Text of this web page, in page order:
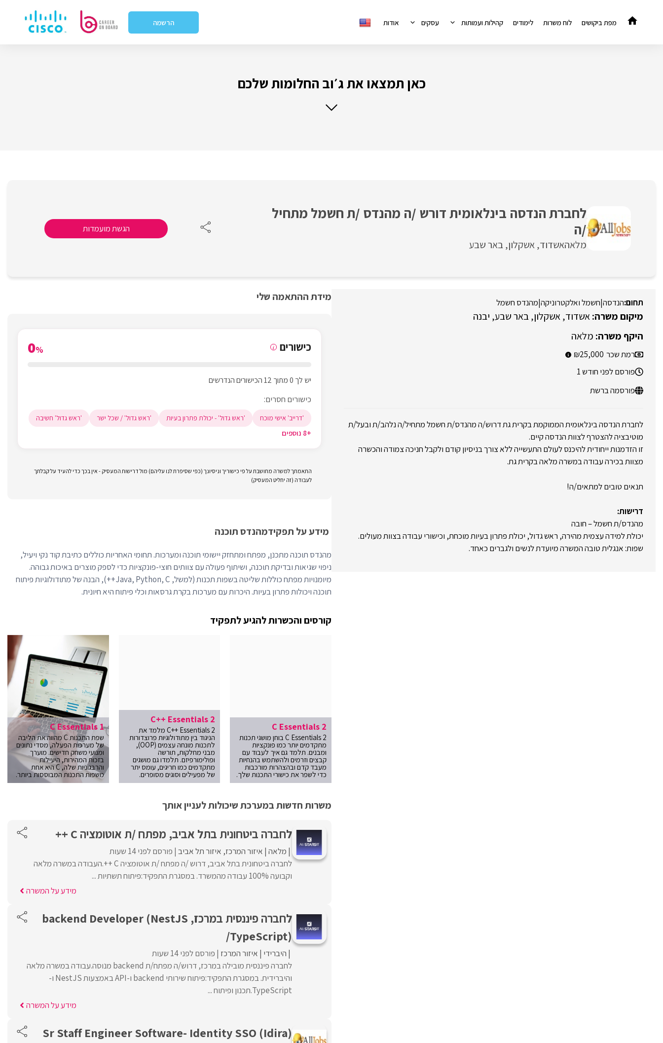
מפת ביקושים לוח משרות לימודים קהילות ועמותות עסקים אודות הרשמה
כאן תמצאו את ג׳וב החלומות שלכם
לחברת הנדסה בינלאומית דורש /ה מהנדס /ת חשמל מתחיל
/ה
מלאהאשדוד אשקלון באר שבע
הגשת מועמדות
הנדסה|חשמל ואלקטרוניקה|מהנדס חשמל
אשדוד אשקלון באר שבע יבנה
מלאה
רמת שכר 25,000
פורסם לפני חודש 1
פורסמה ברשת
לחברת הנדסה בינלאומית הממוקמת בקרית גת דרוש/ה מהנדס/ת חשמל מתחיל/ה נלהב/ת ובעל/ת
מוטיבציה להצטרף לצוות הנדסה קיים.
זו הזדמנות ייחודית להיכנס לעולם התעשייה ללא צורך בניסיון קודם ולקבל חניכה צמודה והכשרה
מצוות בכירה עבודה במשרה מלאה בקרית גת.
תנאים טובים למתאים/ה!
דרישות:
מהנדס/ת חשמל – חובה
יכולת למידה עצמית מהירה, ראש גדול, יכולת פתרון בעיות מוכחת, וכישורי עבודה בצוות מעולים.
שפות: אנגלית טובה המשרה מיועדת לנשים ולגברים כאחד.
מידת ההתאמה שלי
כישורים i
0%
יש לך 0 מתוך 12 הכישורים הנדרשים
כישורים חסרים:
'דרייב' אישי מוכח 'ראש גדול' - יכולת פתרון בעיות 'ראש גדול' / שכל ישר 'ראש גדול' חשיבה
+8 נוספים
התאמתך למשרה מחושבת על פי כישוריך וניסיונך (כפי שסיפרת לנו עליהם) מול דרישות המעסיק - אין בכך כדי להעיד על קבלתך
לעבודה (זה יחליט המעסיק)
מידע על תפקידמהנדס תוכנה
מהנדס תוכנה מתכנן, מפתח ומתחזק יישומי תוכנה ומערכות. תחומי האחריות כוללים כתיבת קוד נקי ויעיל,
ניפוי שגיאות ובדיקת תוכנה, ושיתוף פעולה עם צוותים חוצי-פונקציות כדי לספק מוצרים באיכות גבוהה.
מיומנויות מפתח כוללות שליטה בשפות תכנות (למשל, Java, Python, C++), הבנה של מתודולוגיות פיתוח
תוכנה ויכולות פתרון בעיות. היכרות עם מערכות בקרת גרסאות וכלי פיתוח היא חיונית.
קורסים והכשרות להגיע לתפקיד
C Essentials 2
C Essentials 2 בוחן מושגי תכנות
מתקדמים יותר כמו פונקציות
ומבנים. תלמד גם איך לעבוד עם
קבצים וזרמים ולהשתמש בהנחיות
מעבד קדם ובהצהרות מורכבות
כדי לשפר את כישורי התכנות שלך.
C++ Essentials 2
C++ Essentials 2 מלמד את
הניגוד בין מתודולוגיות פרוצדורות
לתכנות מונחה עצמים (OOP),
מבני מחלקות, תורשה
ופולימורפיזם. תלמדו גם מושגים
מתקדמים כמו חריגים, עומס יתר
של מפעילים וסוגים מסופרים.
C Essentials 1
שפת התכנות C מהווה את הליבה
של מערכות הפעלה, מסדי נתונים
ומנועי משחק חדישים. מוערך
בזכות המהירות, היעילות
והרבגוניות שלה, C היא אחת
משפות התכנות המבוססות ביותר.
משרות חדשות במערכת שיכולות לעניין אותך
לחברה ביטחונית בתל אביב, מפתח /ת אוטומציה C ++
מלאה איזור המרכז איזור תל אביב פורסם לפני 14 שעות
לחברה ביטחונית בתל אביב, דרוש /ה מפתח /ת אוטומציה C ++.העבודה במשרה מלאה
וקבועה 100% עבודה מהמשרד. במסגרת התפקיד:פיתוח תשתיות ...
מידע על המשרה
לחברה פיננסית במרכז, backend Developer (NestJS
/TypeScript)
היברידי איזור המרכז פורסם לפני 14 שעות
לחברה פיננסית מובילה במרכז, דרוש/ה מפתח/ת backend מנוסה.עבודה במשרה מלאה
והיברידית. במסגרת התפקיד:פיתוח שירותי backend ו-API באמצעות NestJS ו-
TypeScript.תכנון ופיתוח ...
מידע על המשרה
Sr Staff Engineer Software- Identity SSO (Idira)